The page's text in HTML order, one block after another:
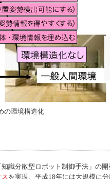
の環境構造化
分散型ロボット制御手法」の
を実現、平成18年には大規模に